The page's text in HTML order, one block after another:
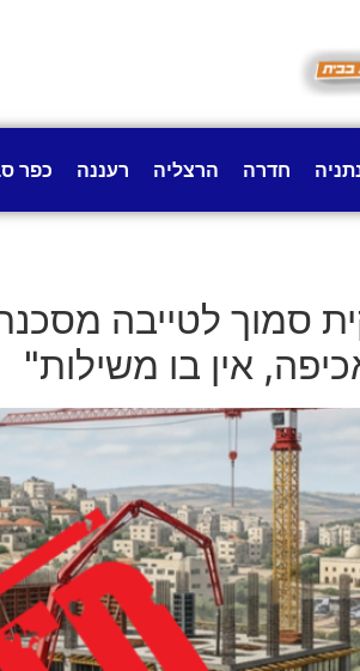
חדרה הרצליה רעננה כפר
סמוך לטייבה
אין בו משילות"